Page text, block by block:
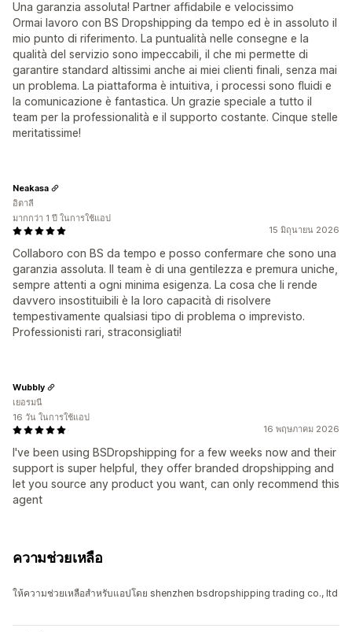
Una garanzia assoluta! Partner affidabile e velocissimo
Ormai lavoro con BS Dropshipping da tempo ed è in assoluto il
mio punto di riferimento. La puntualità nelle consegne e la
qualità del servizio sono impeccabili, il che mi permette di
garantire standard altissimi anche ai miei clienti finali, senza mai
un problema. La piattaforma è intuitiva, i processi sono fluidi e
la comunicazione è fantastica. Un grazie speciale a tutto il
team per la professionalità e il supporto costante. Cinque stelle
meritatissime!
15 มิถุนายน 2026
Collaboro con BS da tempo e posso confermare che sono una
garanzia assoluta. Il team è di una gentilezza e premura uniche,
sempre attenti a ogni minima esigenza. La cosa che li rende
davvero insostituibili è la loro capacità di risolvere
tempestivamente qualsiasi tipo di problema o imprevisto.
Professionisti rari, straconsigliati!
Neakasa
อิตาลี
มากกว่า 1 ปี ในการใช้แอป
16 พฤษภาคม 2026
I've been using BSDropshipping for a few weeks now and their
support is super helpful, they offer branded dropshipping and
let you source any product you want, can only recommend this
agent
Wubbly
เยอรมนี
16 วัน ในการใช้แอป
ความช่วยเหลือ
ให้ความช่วยเหลือสำหรับแอปโดย shenzhen bsdropshipping trading co., ltd